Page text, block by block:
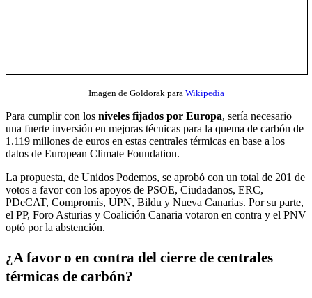
Imagen de Goldorak para Wikipedia
Para cumplir con los niveles fijados por Europa, sería necesario
una fuerte inversión en mejoras técnicas para la quema de carbón de
1.119 millones de euros en estas centrales térmicas en base a los
datos de European Climate Foundation.
La propuesta, de Unidos Podemos, se aprobó con un total de 201 de
votos a favor con los apoyos de PSOE, Ciudadanos, ERC,
PDeCAT, Compromís, UPN, Bildu y Nueva Canarias. Por su parte,
el PP, Foro Asturias y Coalición Canaria votaron en contra y el PNV
optó por la abstención.
¿A favor o en contra del cierre de centrales
térmicas de carbón?